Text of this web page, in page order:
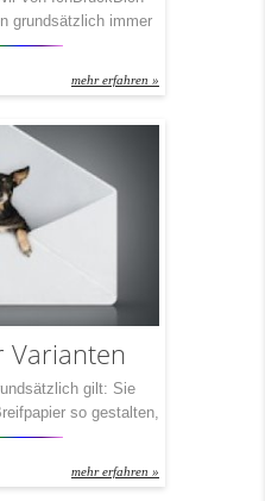
grundsätzlich immer
nicht, dass wir sie
im Sinne unserer
sieht man sofort
man sieht diesen
dann […]
mehr erfahren »
Varianten
gilt: Sie
so gestalten,
passt. Dennoch teilt
ob Sie
mehr erfahren »